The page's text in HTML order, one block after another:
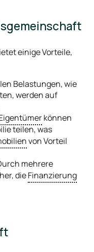
einige Vorteile,
Belastungen, wie
werden auf
können
teilen, was
von Vorteil
mehrere
dieFinanzierung